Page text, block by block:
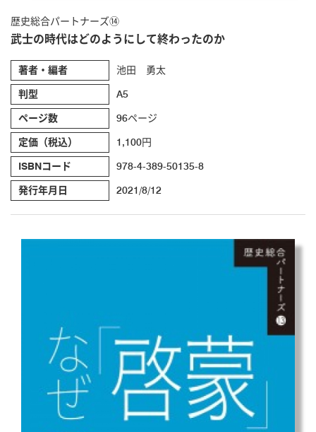
歴史総合パートナーズ⑭
武士の時代はどのようにして終わったのか
著者・編者 池田 勇太
判型 A5
ページ数 96ページ
定価（税込） 1,100円
ISBNコード 978-4-389-50135-8
発行年月日 2021/8/12